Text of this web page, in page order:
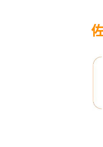
文创产品设计的成本
司-